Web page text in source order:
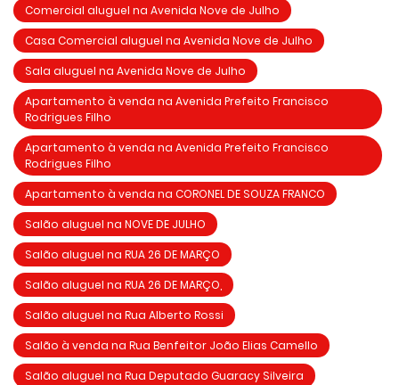
Comercial aluguel na Avenida Nove de Julho
Casa Comercial aluguel na Avenida Nove de Julho
Sala aluguel na Avenida Nove de Julho
Apartamento à venda na Avenida Prefeito Francisco
Rodrigues Filho
Apartamento à venda na Avenida Prefeito Francisco
Rodrigues Filho
Apartamento à venda na CORONEL DE SOUZA FRANCO
Salão aluguel na NOVE DE JULHO
Salão aluguel na RUA 26 DE MARÇO
Salão aluguel na RUA 26 DE MARÇO,
Salão aluguel na Rua Alberto Rossi
Salão à venda na Rua Benfeitor João Elias Camello
Salão aluguel na Rua Deputado Guaracy Silveira